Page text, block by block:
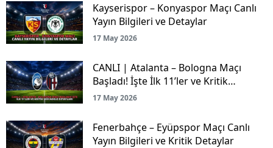
Kayserispor – Konyaspor Maçı Canlı
Yayın Bilgileri ve Detaylar
17 May 2026
CANLI | Atalanta – Bologna Maçı
Başladı! İşte İlk 11’ler ve Kritik
Mücadele Detayları
17 May 2026
Fenerbahçe – Eyüpspor Maçı Canlı
Yayın Bilgileri ve Kritik Detaylar